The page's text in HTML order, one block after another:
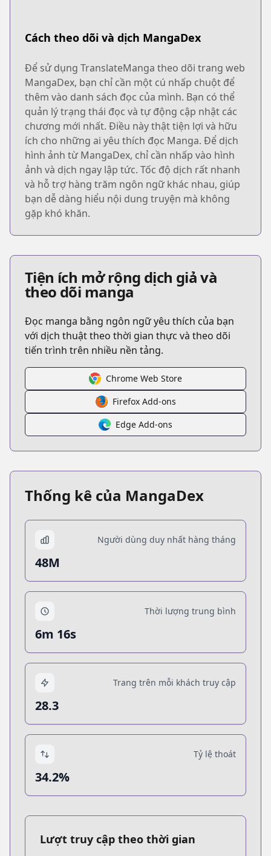
Cách theo dõi và dịch MangaDex
Để sử dụng TranslateManga theo dõi trang web
MangaDex, bạn chỉ cần một cú nhấp chuột để
thêm vào danh sách đọc của mình. Bạn có thể
quản lý trạng thái đọc và tự động cập nhật các
chương mới nhất. Điều này thật tiện lợi và hữu
ích cho những ai yêu thích đọc Manga. Để dịch
hình ảnh từ MangaDex, chỉ cần nhấp vào hình
ảnh và dịch ngay lập tức. Tốc độ dịch rất nhanh
và hỗ trợ hàng trăm ngôn ngữ khác nhau, giúp
bạn dễ dàng hiểu nội dung truyện mà không
gặp khó khăn.
Tiện ích mở rộng dịch giả và
theo dõi manga
Đọc manga bằng ngôn ngữ yêu thích của bạn
với dịch thuật theo thời gian thực và theo dõi
tiến trình trên nhiều nền tảng.
Chrome Web Store
Firefox Add-ons
Edge Add-ons
Thống kê của MangaDex
Người dùng duy nhất hàng tháng
48M
Thời lượng trung bình
6m 16s
Trang trên mỗi khách truy cập
28.3
Tỷ lệ thoát
34.2%
Lượt truy cập theo thời gian